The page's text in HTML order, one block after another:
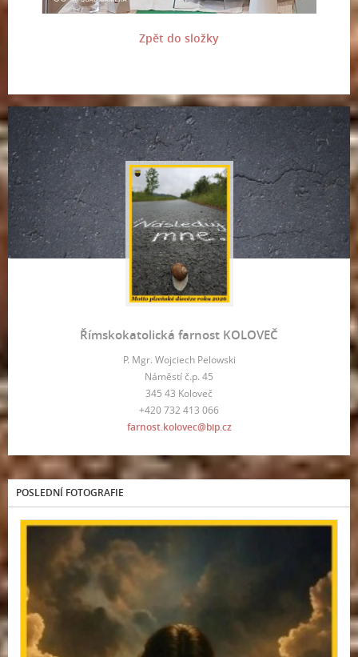
Zpět do složky
Římskokatolická farnost KOLOVEČ
P. Mgr. Wojciech Pelowski
Náměstí č.p. 45
345 43 Koloveč
+420 732 413 066
farnost.kolovec@bip.cz
POSLEDNÍ FOTOGRAFIE